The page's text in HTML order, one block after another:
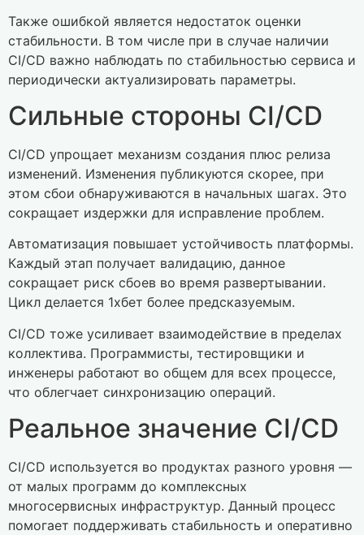
Также ошибкой является недостаток оценки
стабильности. В том числе при в случае наличии
CI/CD важно наблюдать по стабильностью сервиса и
периодически актуализировать параметры.
Сильные стороны CI/CD
CI/CD упрощает механизм создания плюс релиза
изменений. Изменения публикуются скорее, при
этом сбои обнаруживаются в начальных шагах. Это
сокращает издержки для исправление проблем.
Автоматизация повышает устойчивость платформы.
Каждый этап получает валидацию, данное
сокращает риск сбоев во время развертывании.
Цикл делается 1хбет более предсказуемым.
CI/CD тоже усиливает взаимодействие в пределах
коллектива. Программисты, тестировщики и
инженеры работают во общем для всех процессе,
что облегчает синхронизацию операций.
Реальное значение CI/CD
CI/CD используется во продуктах разного уровня —
от малых программ до комплексных
многосервисных инфраструктур. Данный процесс
помогает поддерживать стабильность и оперативно